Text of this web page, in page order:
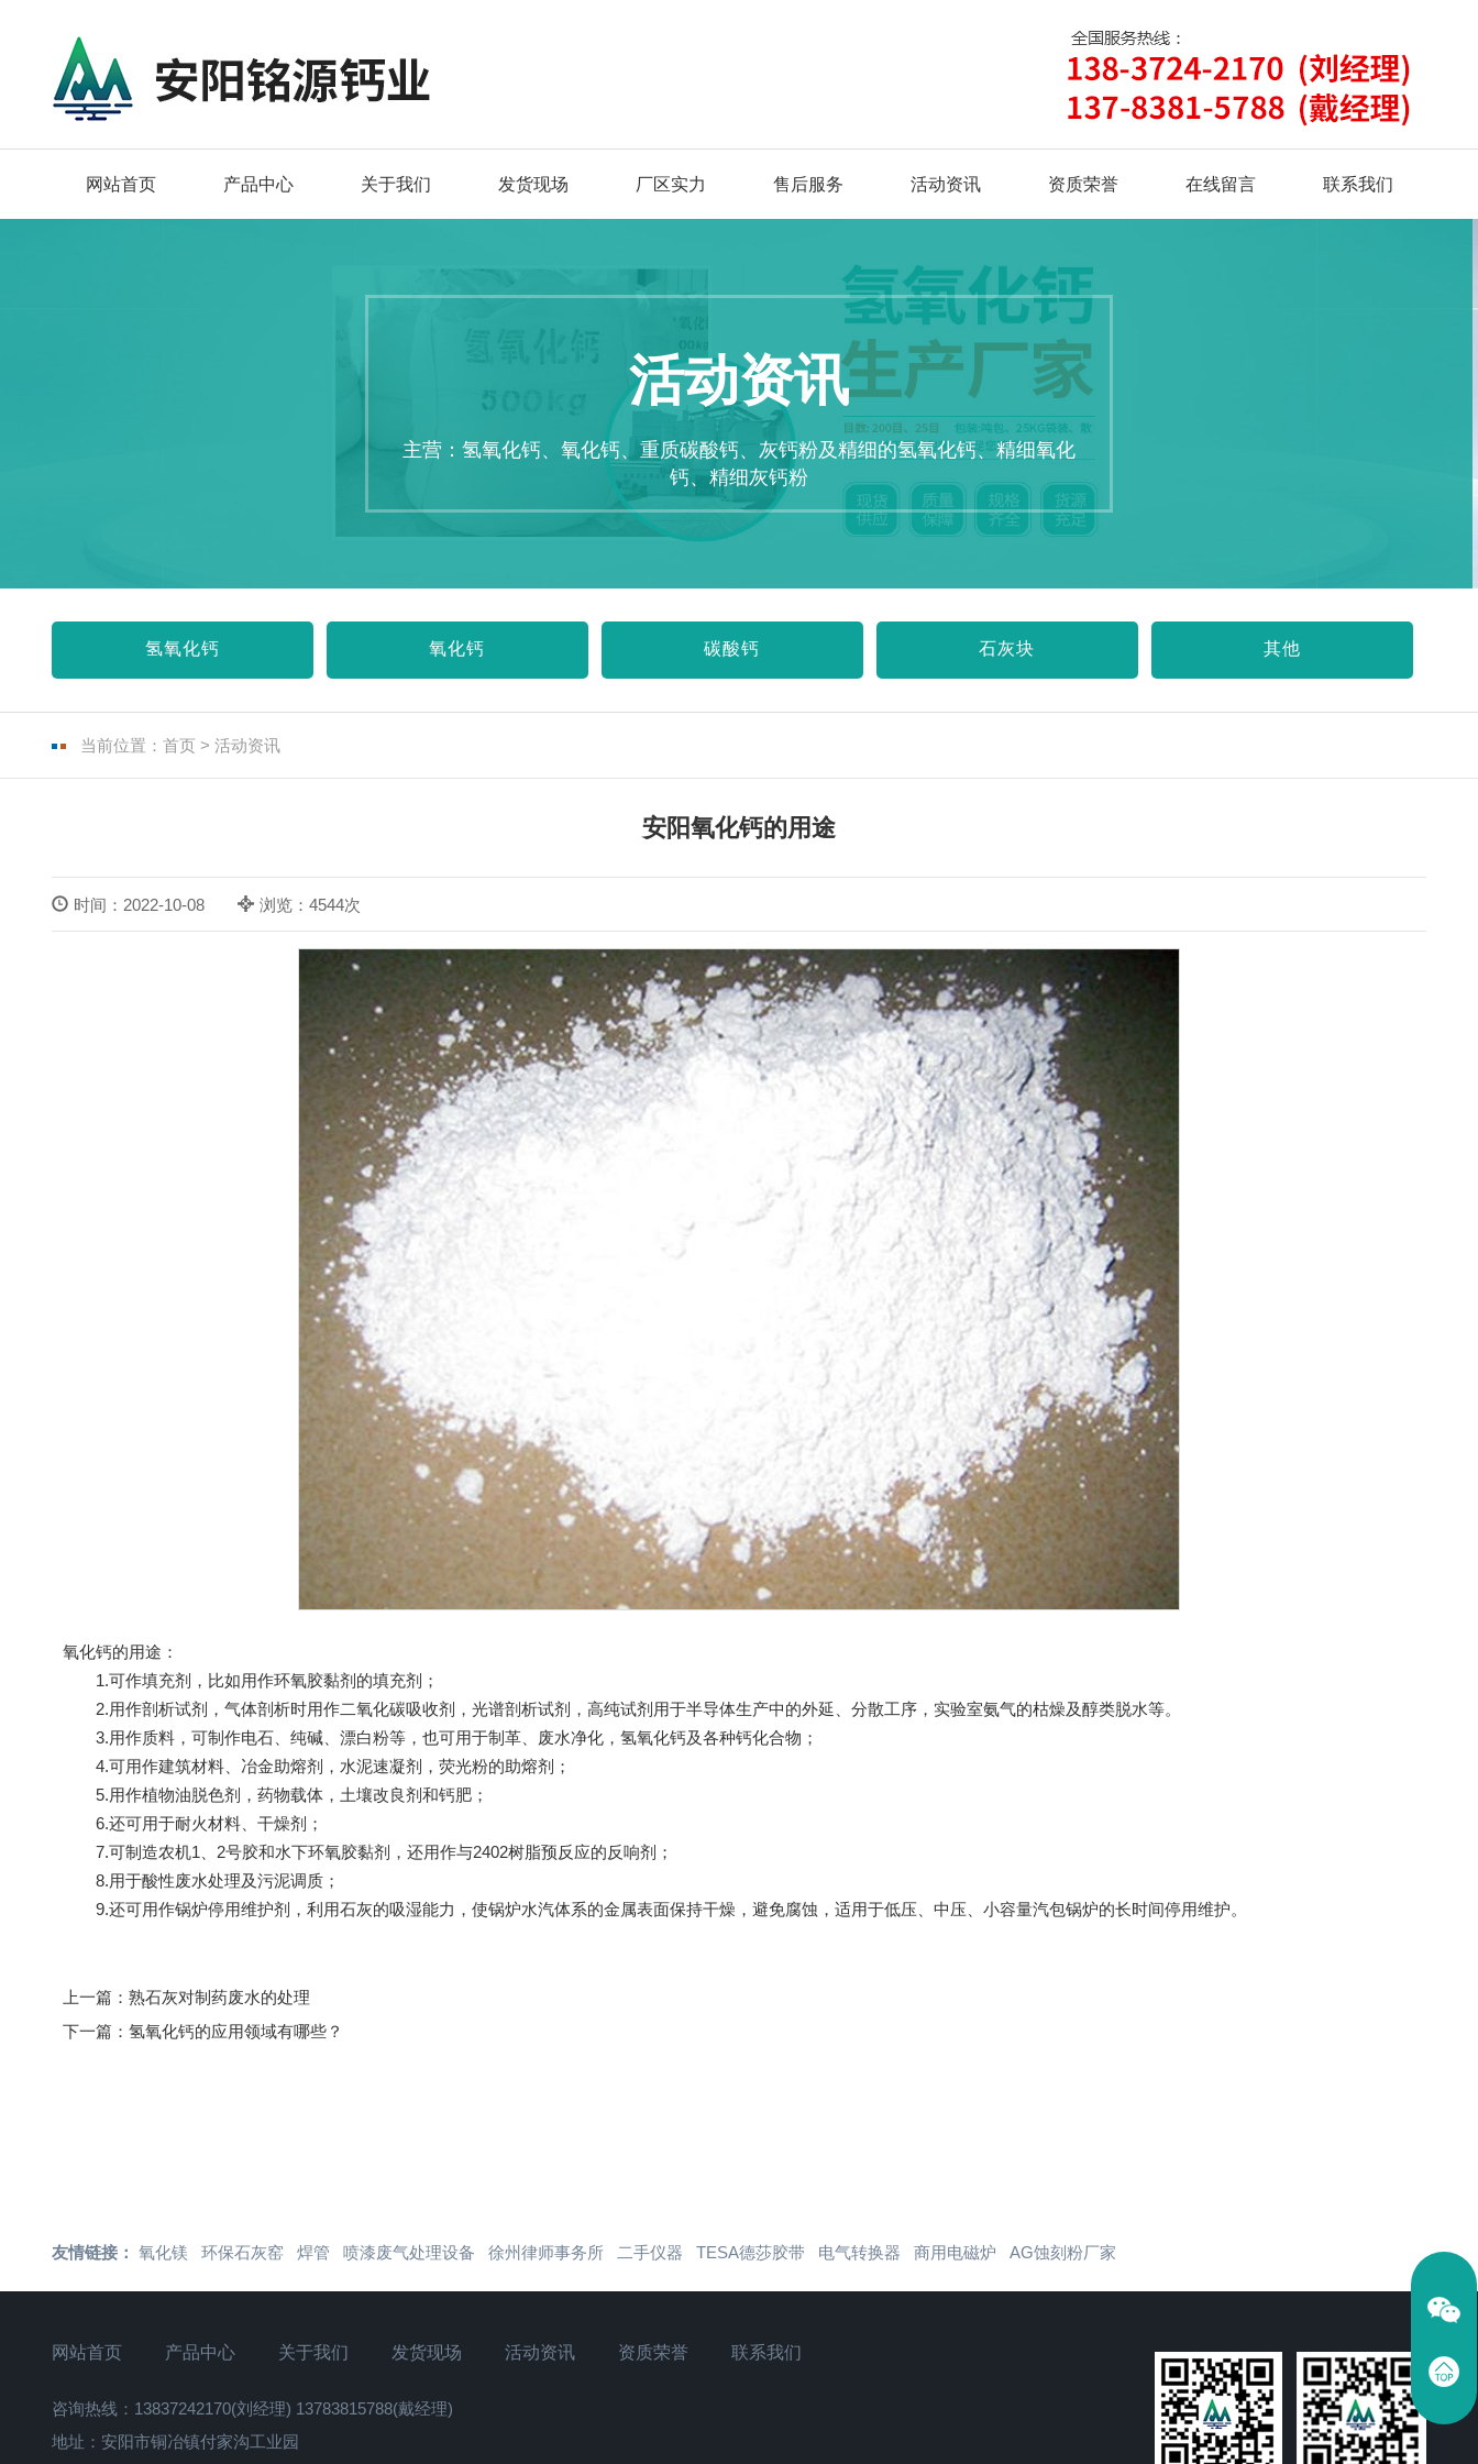
网站首页 产品中心 关于我们 发货现场 厂区实力 售后服务 活动资讯 资质荣誉 在线留言 联系我们
活动资讯
主营：氢氧化钙、氧化钙、重质碳酸钙、灰钙粉及精细的氢氧化钙、精细氧化
钙、精细灰钙粉
氢氧化钙 氧化钙 碳酸钙 石灰块 其他
当前位置： 首页 > 活动资讯
安阳氧化钙的用途
时间：2022-10-08 浏览：4544次
氧化钙的用途：
1.可作填充剂，比如用作环氧胶黏剂的填充剂；
2.用作剖析试剂，气体剖析时用作二氧化碳吸收剂，光谱剖析试剂，高纯试剂用于半导体生产中的外延、分散工序，实验室氨气的枯燥及醇类脱水等。
3.用作质料，可制作电石、纯碱、漂白粉等，也可用于制革、废水净化， 氢氧化钙及各种钙化合物；
4.可用作建筑材料、冶金助熔剂，水泥速凝剂，荧光粉的助熔剂；
5.用作植物油脱色剂，药物载体，土壤改良剂和钙肥；
6.还可用于耐火材料、干燥剂；
7.可制造农机1、2号胶和水下环氧胶黏剂，还用作与2402树脂预反应的反响剂；
8.用于酸性废水处理及污泥调质；
9.还可用作锅炉停用维护剂，利用石灰的吸湿能力，使锅炉水汽体系的金属表面保持干燥，避免腐蚀，适用于低压、中压、小容量汽包锅炉的长时间停用维护。
上一篇： 熟石灰对制药废水的处理
下一篇： 氢氧化钙的应用领域有哪些？
友情链接： 氧化镁 环保石灰窑 焊管 喷漆废气处理设备 徐州律师事务所 二手仪器 TESA德莎胶带 电气转换器 商用电磁炉 AG蚀刻粉厂家
网站首页 产品中心 关于我们 发货现场 活动资讯 资质荣誉 联系我们
咨询热线：13837242170(刘经理) 13783815788(戴经理)
地址：安阳市铜冶镇付家沟工业园